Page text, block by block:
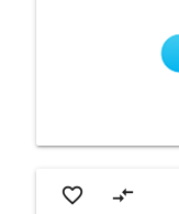
favorite_border compare_arrows